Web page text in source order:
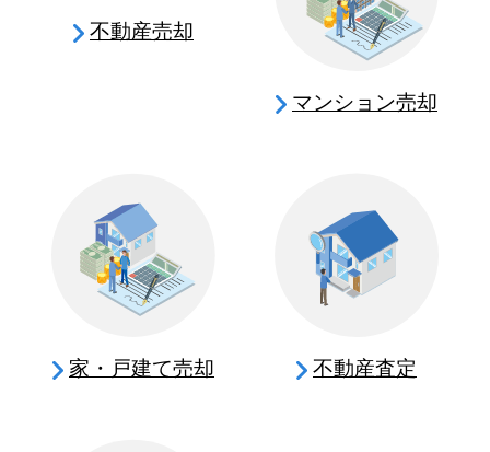
不動産売却
マンション売却
家・戸建て売却 不動産査定